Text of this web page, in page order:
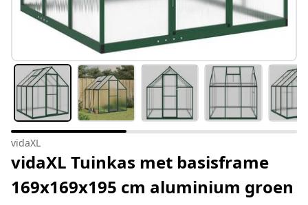
vidaXL
vidaXL Tuinkas met basisframe
169x169x195 cm aluminium groen